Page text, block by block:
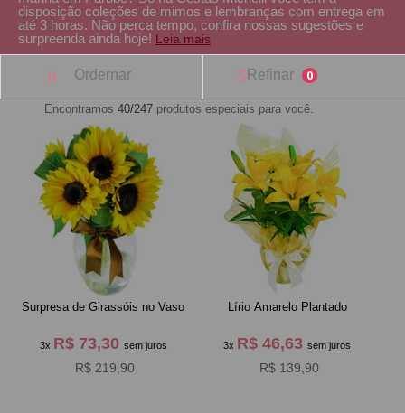
disposição coleções de mimos e lembranças com entrega em
até 3 horas. Não perca tempo, confira nossas sugestões e
surpreenda ainda hoje! Leia mais
Refinar 0
Ordernar
Encontramos40/247 produtos especiais para você.
Surpresa de Girassóis no Vaso
3x R$ 73,30 sem juros
R$ 219,90
Lírio Amarelo Plantado
3x R$ 46,63sem juros
R$ 139,90